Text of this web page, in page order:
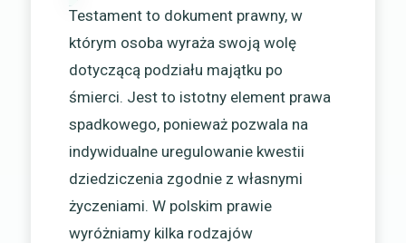
Testament to dokument prawny, w
którym osoba wyraża swoją wolę
dotyczącą podziału majątku po
śmierci. Jest to istotny element prawa
spadkowego, ponieważ pozwala na
indywidualne uregulowanie kwestii
dziedziczenia zgodnie z własnymi
życzeniami. W polskim prawie
wyróżniamy kilka rodzajów